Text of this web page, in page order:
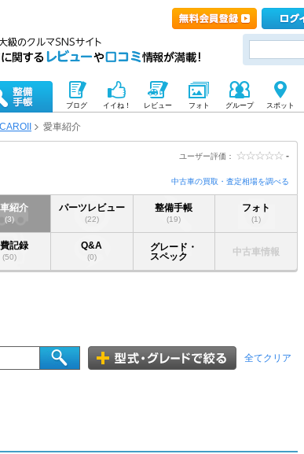
ブログ イイね！ レビュー フォト グループ スポット
CAROII 愛車紹介
ユーザー評価： -
中古車の買取・査定相場を調べる
紹介
(3)
パーツレビュー
(22)
整備手帳
(19)
フォト
(1)
記録
(50)
Q&A
(0)
グレード・
スペック
中古車情報
全てクリア